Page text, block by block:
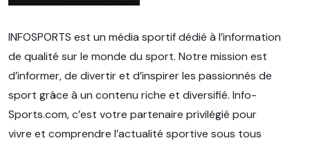
INFOSPORTS est un média sportif dédié à l’information
de qualité sur le monde du sport. Notre mission est
d’informer, de divertir et d’inspirer les passionnés de
sport grâce à un contenu riche et diversifié. Info-
Sports.com, c’est votre partenaire privilégié pour
vivre et comprendre l’actualité sportive sous tous